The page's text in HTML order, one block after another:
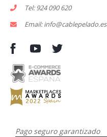
Tel: 924 090 620
Email: info@cablepelado.es
Pago seguro garantizado